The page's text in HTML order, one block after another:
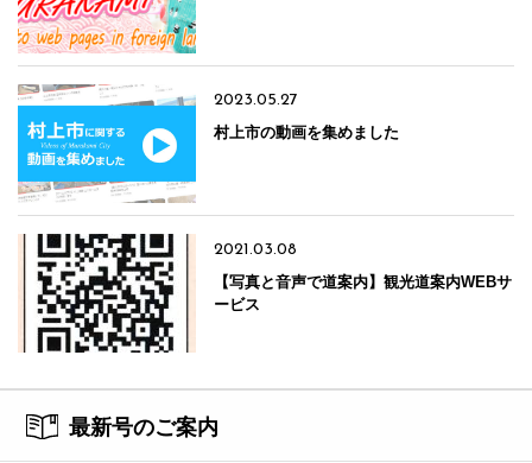
2023.05.27
村上市の動画を集めました
2021.03.08
【写真と音声で道案内】観光道案内WEBサ
ービス
最新号のご案内